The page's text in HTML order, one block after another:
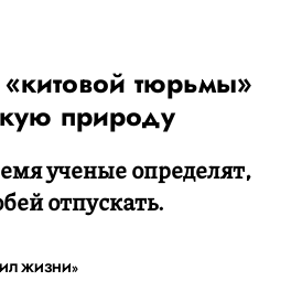
тюрьмы»
природу
ученые определят,
отпускать.
ЖИЗНИ»